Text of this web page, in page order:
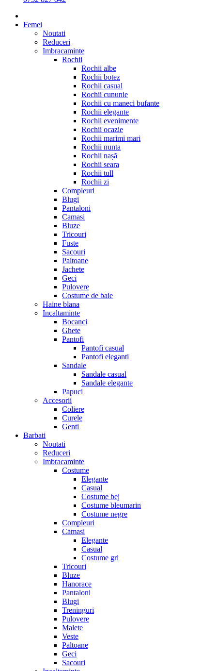
Femei
Noutati
Reduceri
Imbracaminte
Rochii
Rochii albe
Rochii botez
Rochii casual
Rochii cununie
Rochii cu maneci bufante
Rochii elegante
Rochii evenimente
Rochii ocazie
Rochii marimi mari
Rochii nunta
Rochii nașă
Rochii seara
Rochii tull
Rochii zi
Compleuri
Blugi
Pantaloni
Camasi
Bluze
Tricouri
Fuste
Sacouri
Paltoane
Jachete
Geci
Pulovere
Costume de baie
Haine blana
Incaltaminte
Bocanci
Ghete
Pantofi
Pantofi casual
Pantofi eleganti
Sandale
Sandale casual
Sandale elegante
Papuci
Accesorii
Coliere
Curele
Genti
Barbati
Noutati
Reduceri
Imbracaminte
Costume
Elegante
Casual
Costume bej
Costume bleumarin
Costume negre
Compleuri
Camasi
Elegante
Casual
Costume gri
Tricouri
Bluze
Hanorace
Pantaloni
Blugi
Treninguri
Pulovere
Malete
Veste
Paltoane
Geci
Sacouri